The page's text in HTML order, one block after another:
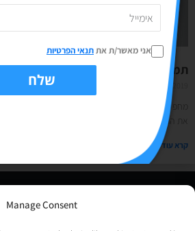
Manage Consent
תמונות רבותי, תמונות (בחינם!)
24/10/2019
מחפשים תמונות? כל המאגרים החינמים: יש לכם
את התמונה שתלווה את הטקסט? יש לכם כמה
קרא עוד »
, העסק החברתי לבניית אתרים |
psycat
אני מאשר/ת אתתנאי הפרטיות
שלח